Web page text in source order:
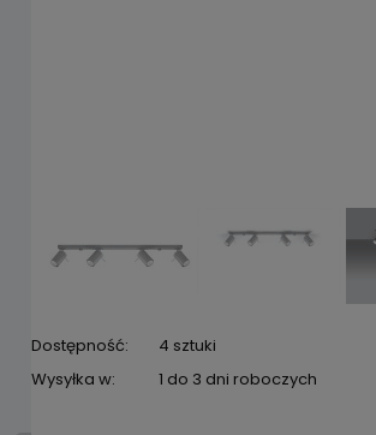
Dostępność:
4 sztuki
Wysyłka w:
1 do 3 dni roboczych